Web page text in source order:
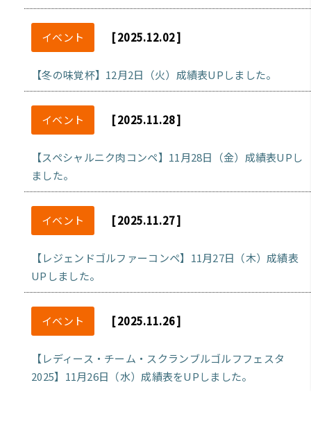
イベント [ 2025.12.02 ]
【冬の味覚杯】12月2日（火）成績表UPしました。
イベント [ 2025.11.28 ]
【スペシャルニク肉コンペ】11月28日（金）成績表UPし
ました。
イベント [ 2025.11.27 ]
【レジェンドゴルファーコンペ】11月27日（木）成績表
UPしました。
イベント [ 2025.11.26 ]
【レディース・チーム・スクランブルゴルフフェスタ
2025】11月26日（水）成績表をUPしました。